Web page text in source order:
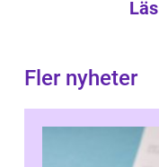
Fler nyheter